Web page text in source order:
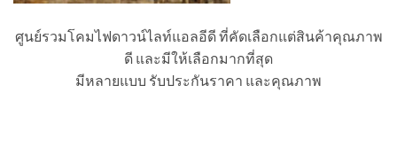
ศูนย์รวมโคมไฟดาวน์ไลท์แอลอีดี ที่คัดเลือกแต่สินค้าคุณภาพ
ดี และมีให้เลือกมากที่สุด
มีหลายแบบ รับประกันราคา และคุณภาพ